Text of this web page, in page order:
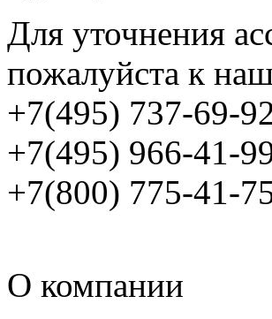
Для уточнения
пожалуйста к
+7(495) 737-69-
+7(495) 966-41-
+7(800) 775-41-
О компании